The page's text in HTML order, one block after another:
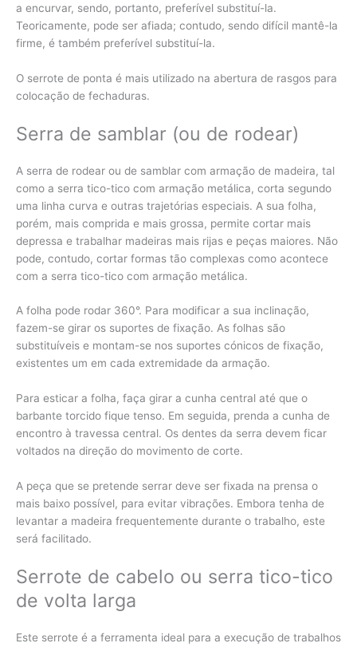
a encurvar, sendo, portanto, preferível substituí-la.
Teoricamente, pode ser afiada; contudo, sendo difícil mantê-la
firme, é também preferível substituí-la.
O serrote de ponta é mais utilizado na abertura de rasgos para
colocação de fechaduras.
Serra de samblar (ou de rodear)
A serra de rodear ou de samblar com armação de madeira, tal
como a serra tico-tico com armação metálica, corta segundo
uma linha curva e outras trajetórias especiais. A sua folha,
porém, mais comprida e mais grossa, permite cortar mais
depressa e trabalhar madeiras mais rijas e peças maiores. Não
pode, contudo, cortar formas tão complexas como acontece
com a serra tico-tico com armação metálica.
A folha pode rodar 360°. Para modificar a sua inclinação,
fazem-se girar os suportes de fixação. As folhas são
substituíveis e montam-se nos suportes cónicos de fixação,
existentes um em cada extremidade da armação.
Para esticar a folha, faça girar a cunha central até que o
barbante torcido fique tenso. Em seguida, prenda a cunha de
encontro à travessa central. Os dentes da serra devem ficar
voltados na direção do movimento de corte.
A peça que se pretende serrar deve ser fixada na prensa o
mais baixo possível, para evitar vibrações. Embora tenha de
levantar a madeira frequentemente durante o trabalho, este
será facilitado.
Serrote de cabelo ou serra tico-tico
de volta larga
Este serrote é a ferramenta ideal para a execução de trabalhos